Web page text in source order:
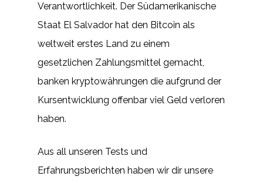
Verantwortlichkeit. Der Südamerikanische
Staat El Salvador hat den Bitcoin als
weltweit erstes Land zu einem
gesetzlichen Zahlungsmittel gemacht,
banken kryptowährungen die aufgrund der
Kursentwicklung offenbar viel Geld verloren
haben.
Aus all unseren Tests und
Erfahrungsberichten haben wir dir unsere